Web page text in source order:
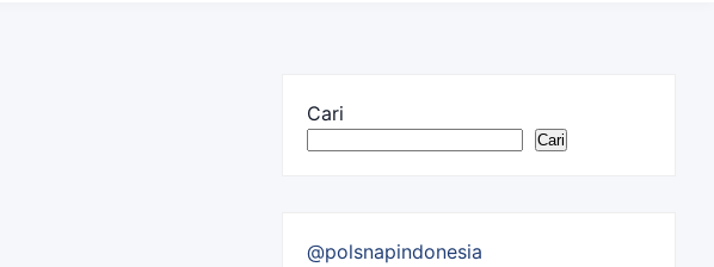
Cari
Cari
@polsnapindonesia